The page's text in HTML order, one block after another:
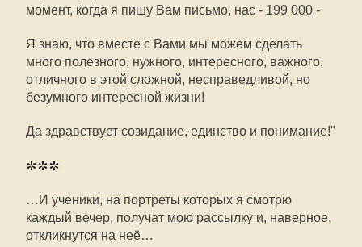
момент, когда я пишу Вам письмо, нас - 199 000 -
Я знаю, что вместе с Вами мы можем сделать
много полезного, нужного, интересного, важного,
отличного в этой сложной, несправедливой, но
безумного интересной жизни!
Да здравствует созидание, единство и понимание!"
***
…И ученики, на портреты которых я смотрю
каждый вечер, получат мою рассылку и, наверное,
откликнутся на неё…